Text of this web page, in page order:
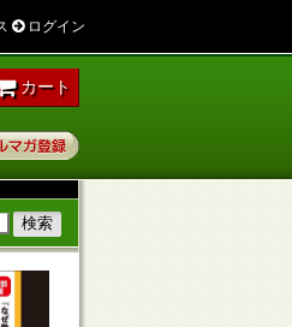
ログイン
カート